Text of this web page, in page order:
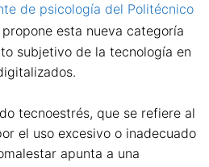
de psicología del Politécnico
esta nueva categoría
subjetivo de la tecnología en
tecnoestrés, que se refiere al
el uso excesivo o inadecuado
apunta a una